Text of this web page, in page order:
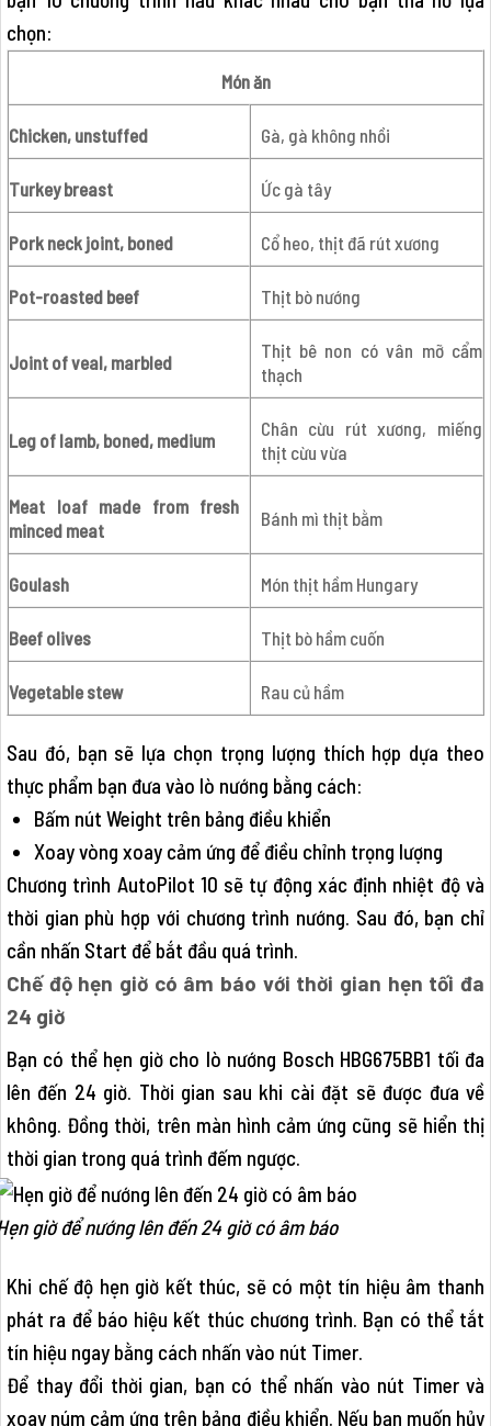
chọn:
Món ăn
Chicken, unstuffed Gà, gà không nhồi
Turkey breast Ức gà tây
Pork neck joint, boned Cổ heo, thịt đã rút xương
Pot-roasted beef Thịt bò nướng
Joint of veal, marbled
Thịt bê non có vân mỡ cẩm
thạch
Leg of lamb, boned, medium
Chân cừu rút xương, miếng
thịt cừu vừa
Meat loaf made from fresh
minced meat
Bánh mì thịt bằm
Goulash Món thịt hầm Hungary
Beef olives Thịt bò hầm cuốn
Vegetable stew Rau củ hầm
Sau đó, bạn sẽ lựa chọn trọng lượng thích hợp dựa theo
thực phẩm bạn đưa vào lò nướng bằng cách:
Bấm nút Weight trên bảng điều khiển
Xoay vòng xoay cảm ứng để điều chỉnh trọng lượng
Chương trình AutoPilot 10 sẽ tự động xác định nhiệt độ và
thời gian phù hợp với chương trình nướng. Sau đó, bạn chỉ
cần nhấn Start để bắt đầu quá trình.
Chế độ hẹn giờ có âm báo với thời gian hẹn tối đa
24 giờ
Bạn có thể hẹn giờ cho lò nướng Bosch HBG675BB1 tối đa
lên đến 24 giờ. Thời gian sau khi cài đặt sẽ được đưa về
không. Đồng thời, trên màn hình cảm ứng cũng sẽ hiển thị
thời gian trong quá trình đếm ngược.
giờ để nướng lên đến 24 giờ có âm báo
Khi chế độ hẹn giờ kết thúc, sẽ có một tín hiệu âm thanh
phát ra để báo hiệu kết thúc chương trình. Bạn có thể tắt
tín hiệu ngay bằng cách nhấn vào nút Timer.
Để thay đổi thời gian, bạn có thể nhấn vào nút Timer và
xoay núm cảm ứng trên bảng điều khiển. Nếu bạn muốn hủy